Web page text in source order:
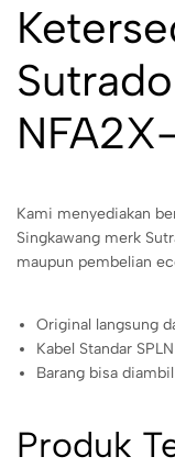
Kami menyediakan
Singkawang merk
maupun pembelian
Original langsung
Kabel Standar
Barang bisa
Produk